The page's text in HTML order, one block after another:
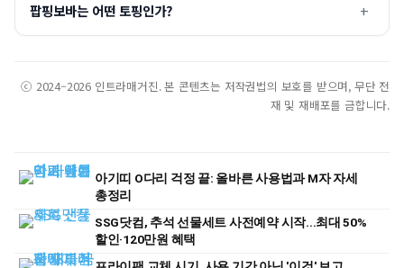
팝핑보바는 어떤 토핑인가?
ⓒ 2024–2026 인트라매거진. 본 콘텐츠는 저작권법의 보호를 받으며, 무단 전
재 및 재배포를 금합니다.
아기띠 O다리 걱정 끝: 올바른 사용법과 M자 자세
총정리
SSG닷컴, 추석 선물세트 사전예약 시작...최대 50%
할인·120만원 혜택